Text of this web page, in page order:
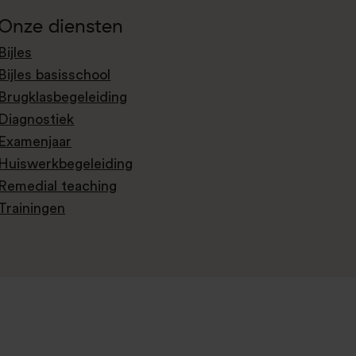
diensten
Bijles
Bijles basisschool
Brugklasbegeleiding
Diagnostiek
Examenjaar
Huiswerkbegeleiding
Remedial teaching